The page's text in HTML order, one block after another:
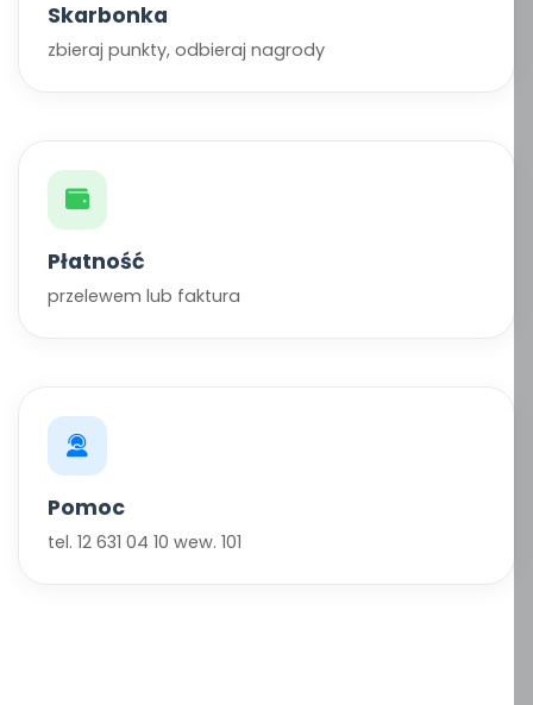
Skarbonka
zbieraj punkty, odbieraj nagrody
Płatność
przelewem lub faktura
Pomoc
tel. 12 631 04 10 wew. 101